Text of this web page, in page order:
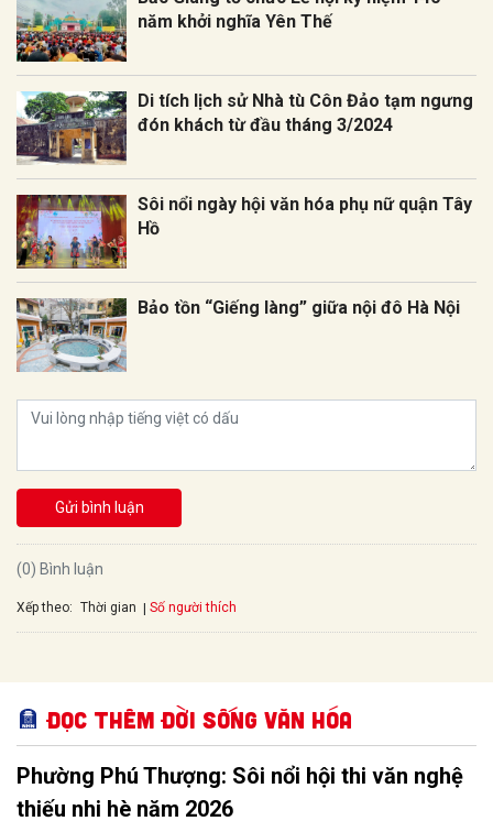
năm khởi nghĩa Yên Thế
Di tích lịch sử Nhà tù Côn Đảo tạm ngưng
đón khách từ đầu tháng 3/2024
Sôi nổi ngày hội văn hóa phụ nữ quận Tây
Hồ
Bảo tồn “Giếng làng” giữa nội đô Hà Nội
Gửi bình luận
(0) Bình luận
Xếp theo: Thời gian Số người thích
Đọc thêm Đời sống văn hóa
Phường Phú Thượng: Sôi nổi hội thi văn nghệ
thiếu nhi hè năm 2026